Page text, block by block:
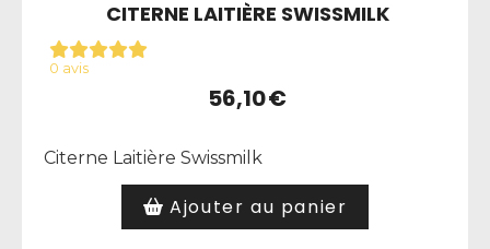
CITERNE LAITIÈRE SWISSMILK
0 avis
56,10€
Citerne Laitière Swissmilk
Ajouter au panier